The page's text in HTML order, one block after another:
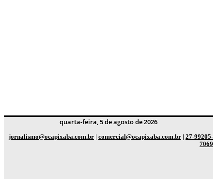
quarta-feira, 5 de agosto de 2026
jornalismo@ocapixaba.com.br | comercial@ocapixaba.com.br | 27-99205-
7069